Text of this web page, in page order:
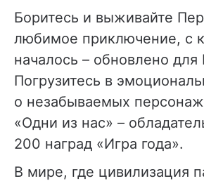
Боритесь и выживайте
любимое приключение, с
началось – обновлено для
Погрузитесь в
о незабываемых
«Одни из нас» –
200 наград «Игра года».
В мире, где цивилизация